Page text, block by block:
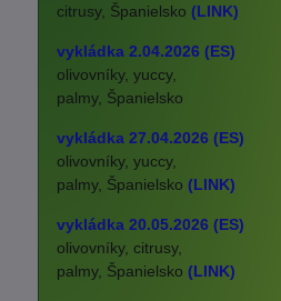
citrusy, Španielsko (LINK)
vykládka 2.04.2026 (ES)
olivovníky, yuccy,
palmy, Španielsko
vykládka 27.04.2026 (ES)
olivovníky, yuccy,
palmy, Španielsko (LINK)
vykládka 20.05.2026 (ES)
olivovníky, citrusy,
palmy, Španielsko (LINK)